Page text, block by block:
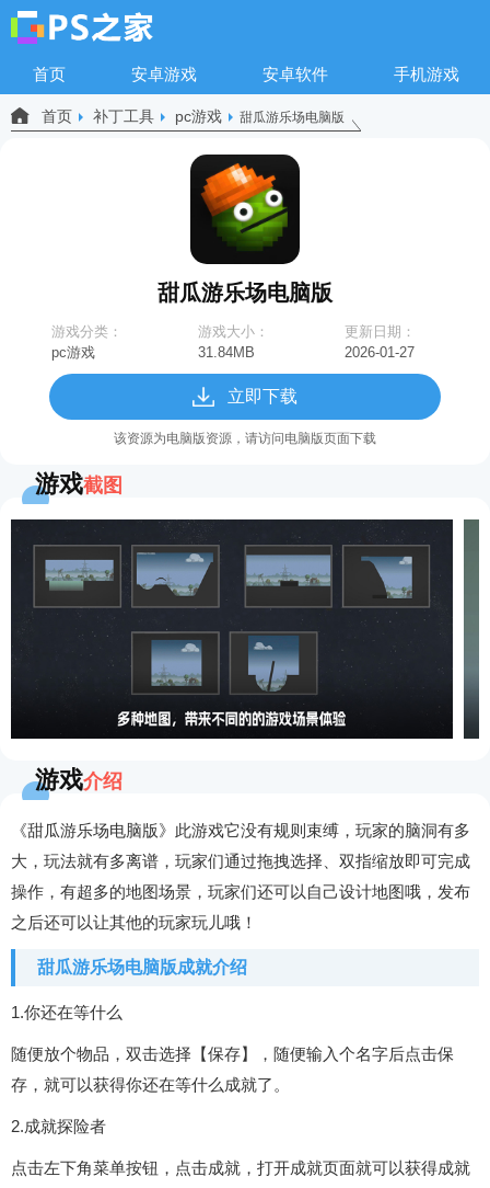
首页 安卓游戏 安卓软件 手机游戏
首页 补丁工具 pc游戏 甜瓜游乐场电脑版
甜瓜游乐场电脑版
游戏分类：
pc游戏
游戏大小：
31.84MB
更新日期：
2026-01-27
09:24:31
立即下载
该资源为电脑版资源，请访问电脑版页面下载
游戏截图
游戏介绍
《甜瓜游乐场电脑版》此游戏它没有规则束缚，玩家的脑洞有多
大，玩法就有多离谱，玩家们通过拖拽选择、双指缩放即可完成
操作，有超多的地图场景，玩家们还可以自己设计地图哦，发布
之后还可以让其他的玩家玩儿哦！
甜瓜游乐场电脑版成就介绍
1.你还在等什么
随便放个物品，双击选择【保存】，随便输入个名字后点击保
存，就可以获得你还在等什么成就了。
2.成就探险者
点击左下角菜单按钮，点击成就，打开成就页面就可以获得成就